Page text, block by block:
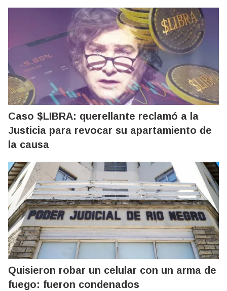
Caso $LIBRA: querellante reclamó a la
Justicia para revocar su apartamiento de
la causa
Quisieron robar un celular con un arma de
fuego: fueron condenados